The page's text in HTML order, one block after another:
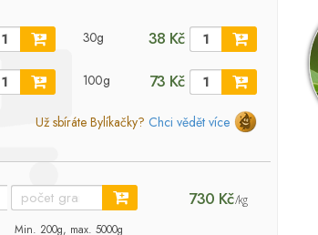
30g 38 Kč
100g 73 Kč
Už sbíráte Bylíkačky? Chci vědět více
730 Kč/kg
Min. 200g, max. 5000g